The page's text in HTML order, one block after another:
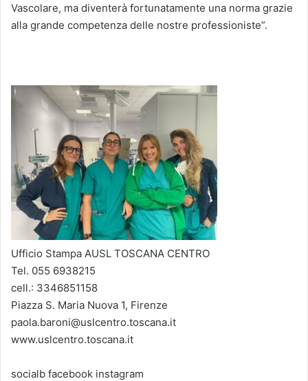
Vascolare, ma diventerà fortunatamente una norma grazie
alla grande competenza delle nostre professioniste”.
Ufficio Stampa AUSL TOSCANA CENTRO
Tel. 055 6938215
cell.: 3346851158
Piazza S. Maria Nuova 1, Firenze
paola.baroni@uslcentro.toscana.it
www.uslcentro.toscana.it
socialb facebook instagram